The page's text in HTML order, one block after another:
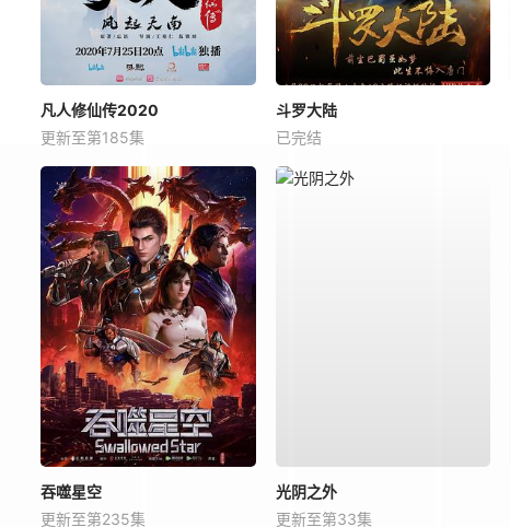
凡人修仙传2020
更新至第185集
斗罗大陆
已完结
吞噬星空
更新至第235集
光阴之外
更新至第33集